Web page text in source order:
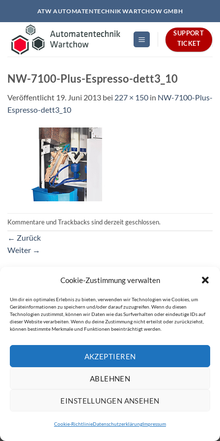
Cookie-Zustimmung verwalten
Um dir ein optimales Erlebnis zu bieten, verwenden wir Technologien wie Cookies, um
Geräteinformationen zu speichern und/oder darauf zuzugreifen. Wenn du diesen
Technologien zustimmst, können wir Daten wie das Surfverhalten oder eindeutige IDs auf
dieser Website verarbeiten. Wenn du deine Zustimmung nicht erteilst oder zurückziehst,
können bestimmte Merkmale und Funktionen beeinträchtigt werden.
AKZEPTIEREN
ABLEHNEN
EINSTELLUNGEN ANSEHEN
Cookie-RichtlinieDatenschutzerklärungImpressum
springen
ATW AUTOMATENTECHNIK WARTCHOW GMBH
SUPPORT
TICKET
NW-7100-Plus-Espresso-dett3_10
Veröffentlicht 19. Juni 2013 bei 227 × 150 in NW-7100-Plus-
Espresso-dett3_10
Kommentare und Trackbacks sind derzeit geschlossen.
← Zurück
Weiter →
IMPRESSUM DATENSCHUTZERKLÄRUNG
Copyright 2026 ©ATW Automatentechnik Wartchow GmbH